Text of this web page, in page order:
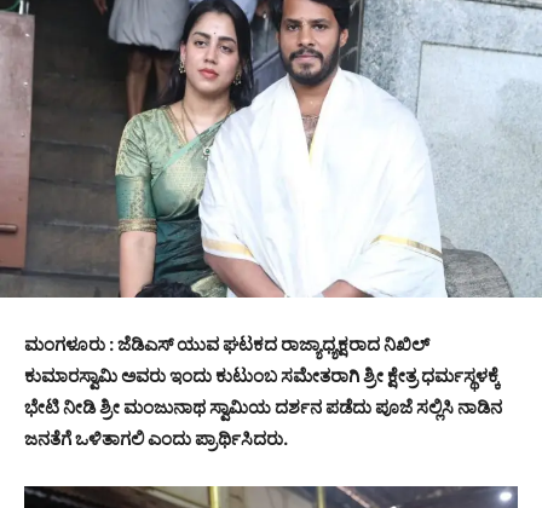
ಮಂಗಳೂರು : ಜೆಡಿಎಸ್ ಯುವ ಘಟಕದ ರಾಜ್ಯಾಧ್ಯಕ್ಷರಾದ ನಿಖಿಲ್
ಕುಮಾರಸ್ವಾಮಿ ಅವರು ಇಂದು ಕುಟುಂಬ ಸಮೇತರಾಗಿ ಶ್ರೀ ಕ್ಷೇತ್ರ ಧರ್ಮಸ್ಥಳಕ್ಕೆ
ಭೇಟಿ ನೀಡಿ ಶ್ರೀ ಮಂಜುನಾಥ ಸ್ವಾಮಿಯ ದರ್ಶನ ಪಡೆದು ಪೂಜೆ ಸಲ್ಲಿಸಿ ನಾಡಿನ
ಜನತೆಗೆ ಒಳಿತಾಗಲಿ ಎಂದು ಪ್ರಾರ್ಥಿಸಿದರು.